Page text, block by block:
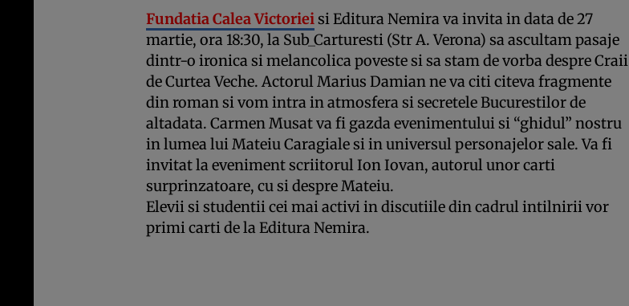
Fundatia Calea Victorieisi Editura Nemira va invita in data de 27
martie, ora 18:30, la Sub_Carturesti (Str A. Verona) sa ascultam pasaje
dintr-o ironica si melancolica poveste si sa stam de vorba despre Craii
de Curtea Veche. Actorul Marius Damian ne va citi citeva fragmente
din roman si vom intra in atmosfera si secretele Bucurestilor de
altadata. Carmen Musat va fi gazda evenimentului si “ghidul” nostru
in lumea lui Mateiu Caragiale si in universul personajelor sale. Va fi
invitat la eveniment scriitorul Ion Iovan, autorul unor carti
surprinzatoare, cu si despre Mateiu.
Elevii si studentii cei mai activi in discutiile din cadrul intilnirii vor
primi carti de la Editura Nemira.